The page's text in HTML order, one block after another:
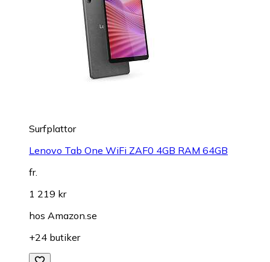
Surfplattor
Lenovo Tab One WiFi ZAF0 4GB RAM 64GB
fr.
1 219 kr
hos Amazon.se
+24 butiker